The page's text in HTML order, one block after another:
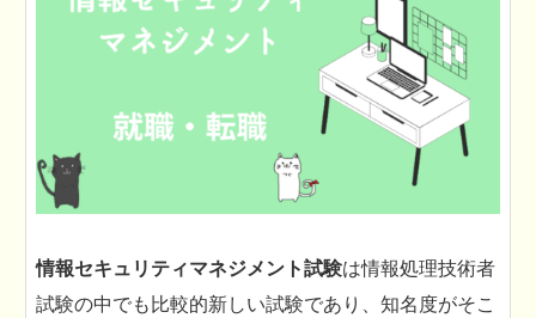
情報セキュリティマネジメント試験は情報処理技術者
試験の中でも比較的新しい試験であり、知名度がそこ